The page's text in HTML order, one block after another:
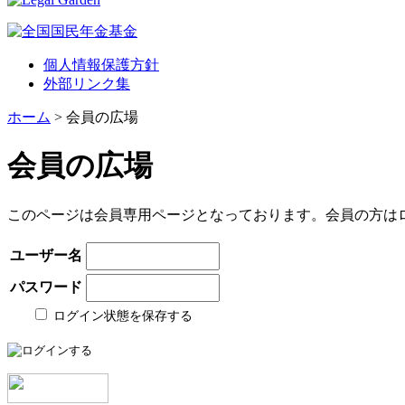
個人情報保護方針
外部リンク集
ホーム > 会員の広場
会員の広場
このページは会員専用ページとなっております。会員の方は
ユーザー名
パスワード
ログイン状態を保存する